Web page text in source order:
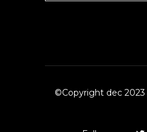
©Copyright dec 2023